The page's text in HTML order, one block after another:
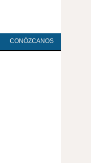
CONÓZCANOS